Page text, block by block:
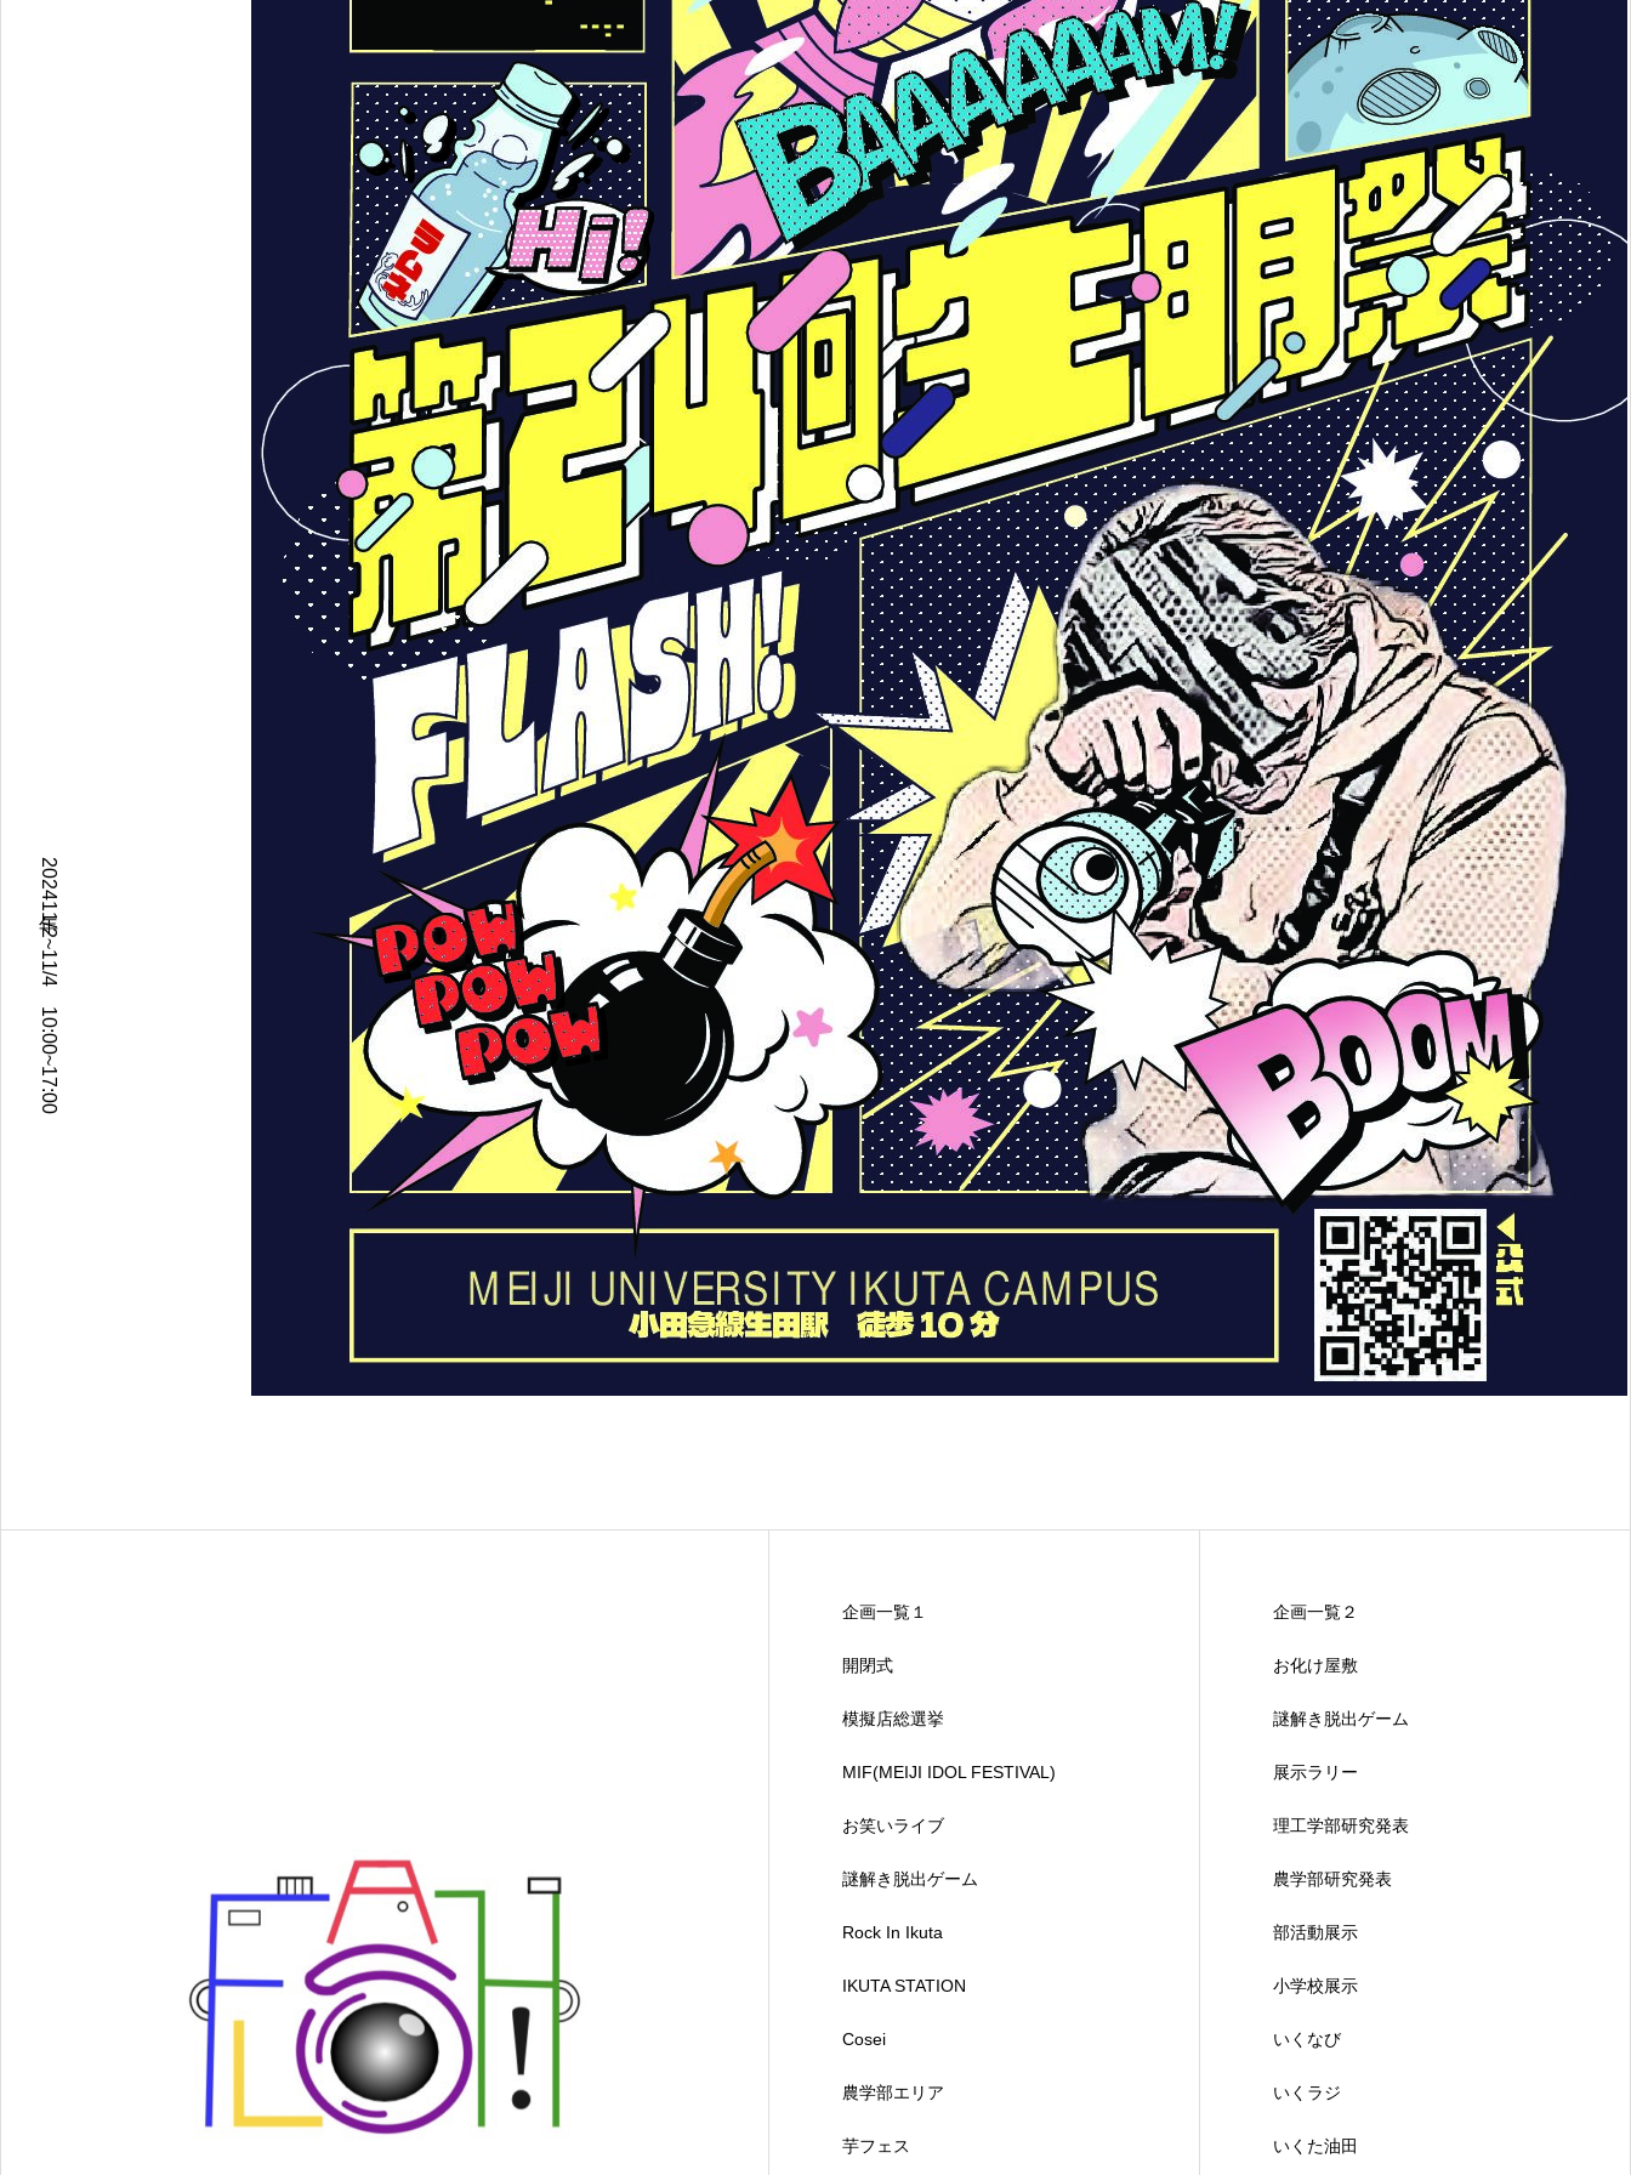
2024年11/2~11/4 10:00~17:00
企画一覧１
開閉式
模擬店総選挙
MIF(MEIJI IDOL FESTIVAL)
お笑いライブ
謎解き脱出ゲーム
Rock In Ikuta
IKUTA STATION
Cosei
農学部エリア
芋フェス
企画一覧２
お化け屋敷
謎解き脱出ゲーム
展示ラリー
理工学部研究発表
農学部研究発表
部活動展示
小学校展示
いくなび
いくラジ
いくた油田